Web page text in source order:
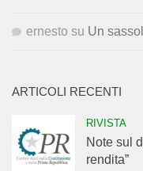
ernesto su Un
ARTICOLI RECENTI
RIVISTA
Note sul
rendita”